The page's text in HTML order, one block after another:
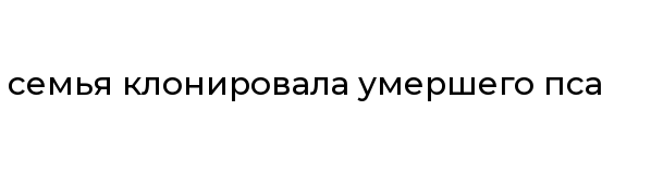
семья клонировала умершего пса